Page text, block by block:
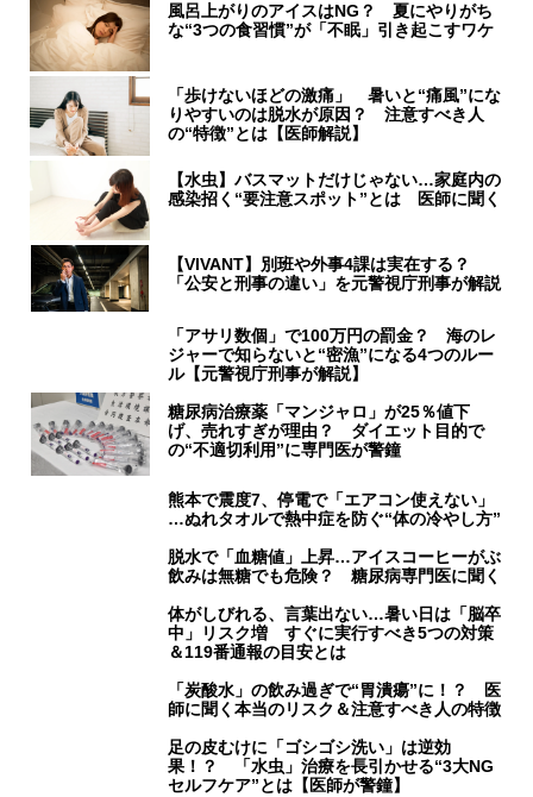
風呂上がりのアイスはNG？ 夏にやりがち
な“3つの食習慣”が「不眠」引き起こすワケ
「歩けないほどの激痛」 暑いと“痛風”にな
りやすいのは脱水が原因？ 注意すべき人
の“特徴”とは【医師解説】
【水虫】バスマットだけじゃない…家庭内の
感染招く“要注意スポット”とは 医師に聞く
【VIVANT】別班や外事4課は実在する？
「公安と刑事の違い」を元警視庁刑事が解説
「アサリ数個」で100万円の罰金？ 海のレ
ジャーで知らないと“密漁”になる4つのルー
ル【元警視庁刑事が解説】
糖尿病治療薬「マンジャロ」が25％値下
げ、売れすぎが理由？ ダイエット目的で
の“不適切利用”に専門医が警鐘
熊本で震度7、停電で「エアコン使えない」
…ぬれタオルで熱中症を防ぐ“体の冷やし方”
脱水で「血糖値」上昇…アイスコーヒーがぶ
飲みは無糖でも危険？ 糖尿病専門医に聞く
体がしびれる、言葉出ない…暑い日は「脳卒
中」リスク増 すぐに実行すべき5つの対策
＆119番通報の目安とは
「炭酸水」の飲み過ぎで“胃潰瘍”に！？ 医
師に聞く本当のリスク＆注意すべき人の特徴
足の皮むけに「ゴシゴシ洗い」は逆効
果！？ 「水虫」治療を長引かせる“3大NG
セルフケア”とは【医師が警鐘】